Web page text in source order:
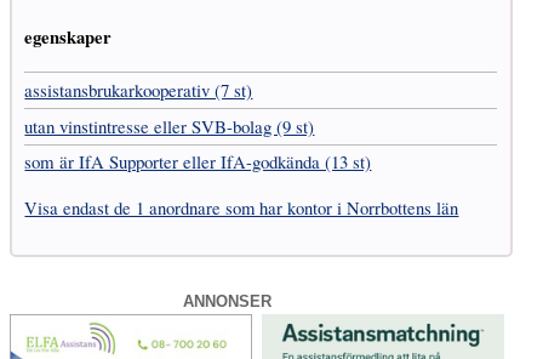
egenskaper
assistans­brukar­kooperativ (7 st)
utan vinst­intresse eller SVB-bolag (9 st)
som är IfA Supporter eller IfA-godkända (13 st)
Visa endast de 1 anordnare som har kontor i Norrbottens län
ANNONSER